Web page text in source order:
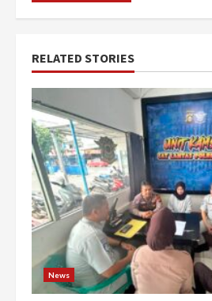
RELATED STORIES
News